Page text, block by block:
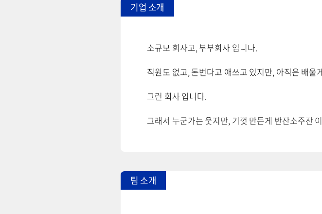
기업 소개
소규모 회사고, 부부회사 입니다.
직원도 없고, 돈번다고 애쓰고 있지만, 아직은 배
그런 회사 입니다.
그래서 누군가는 웃지만, 기껏 만든게 반잔소주잔
팀 소개